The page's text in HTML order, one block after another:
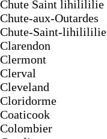
Chute Saint lihilililie
Chute-aux-Outardes
Chute-Saint-lihilililie
Clarendon
Clermont
Clerval
Cleveland
Cloridorme
Coaticook
Colombier